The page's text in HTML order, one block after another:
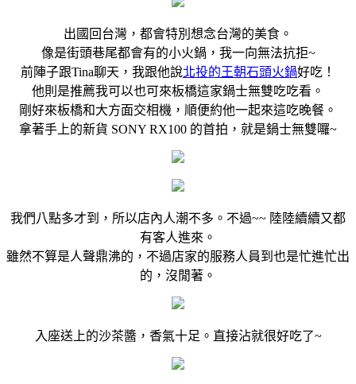
出國回台灣，都會特別想念台灣的美食。
像是街頭巷尾都會有的小火鍋，我一向無法抗拒~
前陣子跟Tina聊天，我跟他說北投的王朝石頭火鍋好吃！
他則是推薦我可以也可來板橋這家鍋士無雙吃吃看。
剛好來板橋和大方面交相機，順便約他一起來這吃晚餐。
拿著手上的新貨 SONY RX100 的首拍，就是鍋士無雙囉~
我們八點多才到，所以店內人潮不多。不過~~ 陸陸續續又都
有客人進來。
雖然不算是人聲鼎沸的，不過店家的服務人員到也是忙進忙出
的，沒閒著。
入座送上的沙茶醬，香氣十足。直接沾就很好吃了~